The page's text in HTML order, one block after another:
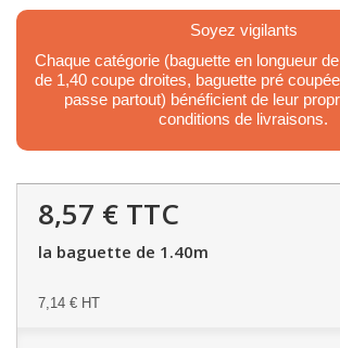
Soyez vigilants
Chaque catégorie (baguette en longueur
de 1,40 coupe droites, baguette pré
passe partout) bénéficient de leur
conditions de livraisons.
8,57 € TTC
la baguette de 1.40m
7,14 € HT